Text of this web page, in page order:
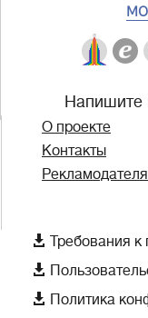
Напишите
О проекте
Контакты
 Требования к

 Политика